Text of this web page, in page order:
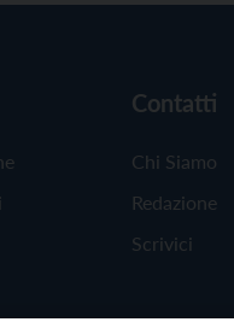
Contatti
Chi Siamo
Redazione
Scrivici